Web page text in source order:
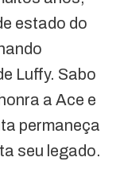
estado do
Luffy. Sabo
a Ace e
permaneça
seu legado.